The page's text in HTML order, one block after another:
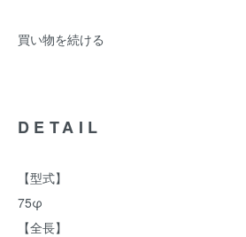
買い物を続ける
DETAIL
【型式】
75φ
【全長】